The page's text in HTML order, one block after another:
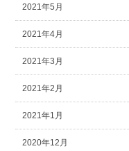
2021年5月
2021年4月
2021年3月
2021年2月
2021年1月
2020年12月